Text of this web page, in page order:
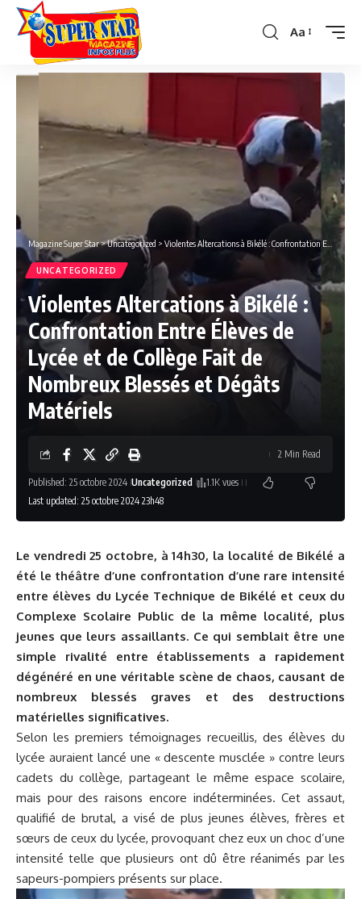
Font
Aa
Magazine Super Star>Uncategorized > Violentes Altercations à Bikélé : Confrontation Entre Élèves de Lycée et de Collège Fait de Nombreux Blessés et Dégâts Matériels
UNCATEGORIZED
Violentes Altercations à Bikélé :
Confrontation Entre Élèves de
Lycée et de Collège Fait de
Nombreux Blessés et Dégâts
Matériels
Last updated: 25 octobre 2024 23h48
Published: 25 octobre 2024 Uncategorized 1.1K vues
2 Min Read
Le vendredi 25 octobre, à 14h30, la localité de Bikélé a
été le théâtre d’une confrontation d’une rare intensité
entre élèves du Lycée Technique de Bikélé et ceux du
Complexe Scolaire Public de la même localité, plus
jeunes que leurs assaillants. Ce qui semblait être une
simple rivalité entre établissements a rapidement
dégénéré en une véritable scène de chaos, causant de
nombreux blessés graves et des destructions
matérielles significatives.
Selon les premiers témoignages recueillis, des élèves du
lycée auraient lancé une « descente musclée » contre leurs
cadets du collège, partageant le même espace scolaire,
mais pour des raisons encore indéterminées. Cet assaut,
qualifié de brutal, a visé de plus jeunes élèves, frères et
sœurs de ceux du lycée, provoquant chez eux un choc d’une
intensité telle que plusieurs ont dû être réanimés par les
sapeurs-pompiers présents sur place.